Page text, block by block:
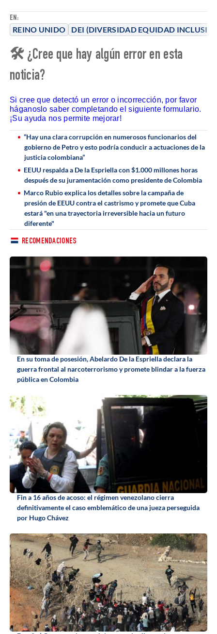
EN:
REINO UNIDO DEI (DIVERSIDAD EQUIDAD
🛠 ¿Cree que hay algún error en esta
noticia?
Si cree que detectó un error o incorrección, por favor
háganoslo saber completando el siguiente formulario.
¡Su ayuda nos permite mejorar!
“Hay una clara corrupción en numerosos funcionarios del
gobierno de Petro y esto podría conducir a actuaciones de la
justicia colombiana”
EEUU respalda a De la Espriella con $1.000 millones horas
después de su juramentación como presidente de Colombia
Marco Rubio explica los detalles sobre la campaña de
presión de EEUU contra el castrismo y promete que Cuba
estará "en una trayectoria irreversible hacia un futuro
diferente"
RECOMENDACIONES
En su toma de posesión, Abelardo De la Espriella declara la
guerra frontal al narcoterrorismo y promete blindar a la fuerza
pública en Colombia
Fin a 16 años de acoso: el régimen venezolano cierra
definitivamente el caso emblemático de una jueza perseguida
por Hugo Chávez